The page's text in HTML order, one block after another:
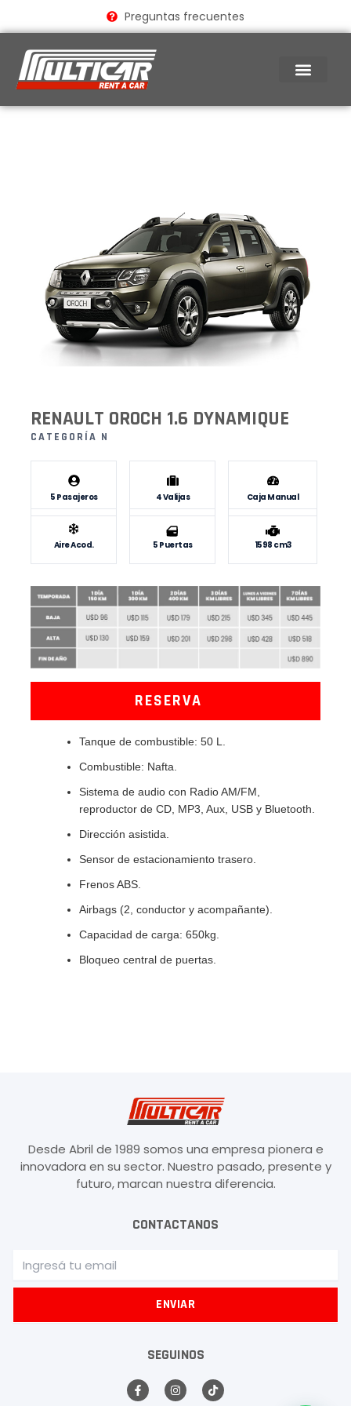
Preguntas frecuentes
RENAULT OROCH 1.6 DYNAMIQUE
CATEGORÍA N
5 Pasajeros 4 Valijas Caja Manual
Aire Acod. 5 Puertas 1598 cm3
RESERVA
Tanque de combustible: 50 L.
Combustible: Nafta.
Sistema de audio con Radio AM/FM,
reproductor de CD, MP3, Aux, USB y Bluetooth.
Dirección asistida.
Sensor de estacionamiento trasero.
Frenos ABS.
Airbags (2, conductor y acompañante).
Capacidad de carga: 650kg.
Bloqueo central de puertas.
Desde Abril de 1989 somos una empresa pionera e
innovadora en su sector. Nuestro pasado, presente y
futuro, marcan nuestra diferencia.
CONTACTANOS
ENVIAR
SEGUINOS
F
a
I
n
T
i